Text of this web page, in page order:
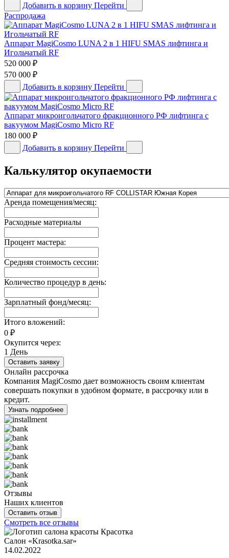
Добавить в корзину Перейти
Распродажа
Аппарат MagiCosmo LUNA 2 в 1 HIFU SMAS лифтинга и
Игольчатый RF
520 000 ₽
570 000 ₽
Добавить в корзину Перейти
Аппарат микроигольчатого фракционного РФ лифтинга с
вакуумом MagiCosmo Micro RF
180 000 ₽
Добавить в корзину Перейти
Калькулятор окупаемости
Аренда помещения/месяц:
Расходные материалы
Процент мастера:
Средняя стоимость сессии:
Количество процедур в день:
Зарплатный фонд/месяц:
Итого вложений:
0 ₽
Окупится через:
1 День
Оставить заявку
Онлайн рассрочка
Компания MagiCosmo дает возможность своим клиентам
совершать покупки в удобном формате, в рассрочку или в
кредит.
Узнать подробнее
Отзывы
Наших клиентов
Оставить отзыв
Смотреть все отзывы
Салон «Krasotka.sar»
14.02.2022